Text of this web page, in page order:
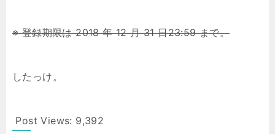
※ 登録期限は 2018 年 12 月 31 日23:59 まで。
したっけ。
Post Views: 9,392